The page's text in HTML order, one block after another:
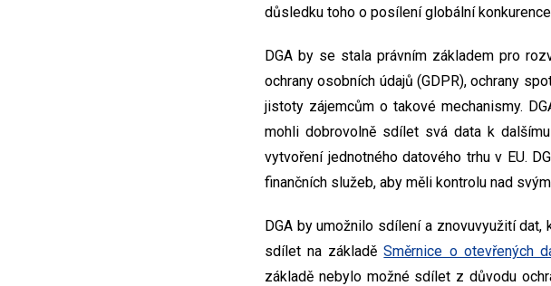
důsledku toho o posílení globální
DGA by se stala právním základem pro
ochrany osobních údajů (GDPR), ochrany
jistoty zájemcům o takové mechanismy.
mohli dobrovolně sdílet svá data k
vytvoření jednotného datového trhu v EU.
finančních služeb, aby měli kontrolu nad
DGA by umožnilo sdílení a znovuvyužití
sdílet na základěSměrnice o otevřených
základě nebylo možné sdílet z důvodu